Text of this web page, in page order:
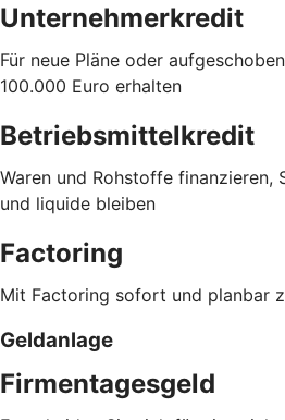
Unternehmerkredit
Für neue Pläne oder
100.000 Euro erhalten
Betriebsmittelkredit
Waren und Rohstoffe
und liquide bleiben
Factoring
Mit Factoring sofort und planbar
Geldanlage
Firmentagesgeld